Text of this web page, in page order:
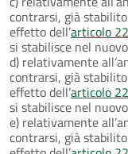
contrarsi, già
effetto dell’articolo
si stabilisce nel
d) relativamente
contrarsi, già
effetto dell’articolo
si stabilisce nel
e) relativamente
contrarsi, già